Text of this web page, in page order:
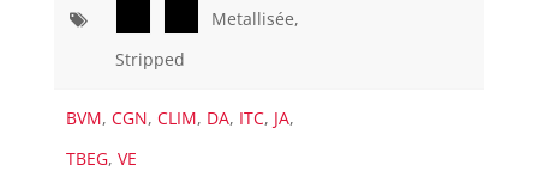
Metallisée,
Stripped
BVM,CGN,CLIM, DA, ITC, JA,
TBEG,VE